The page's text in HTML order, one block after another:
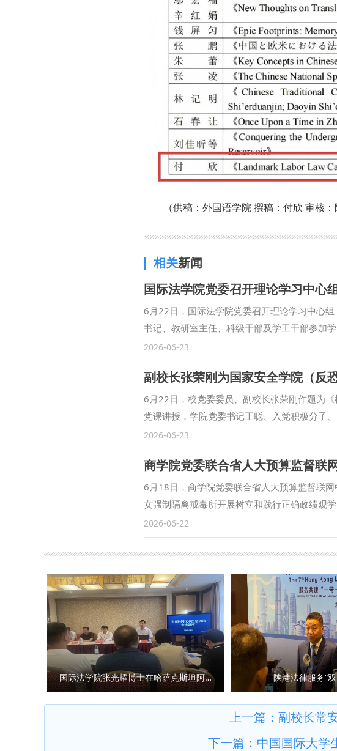
（供稿：外国语学院 撰稿：付欣 审核：
相关新闻
国际法学院党委召开理论学习中心
6月22日，国际法学院党委召开理论学习中心
书记、教研室主任、科级干部及学工干部参加
书记在《求是》杂志发表的重要文章《一体推
习了省委书记赵一德同志在西安市调研高校党
结合思想认识和工作实际，深入开展了交流研
展、保障毕业生高质量充分就业，是激发办学
党建思想的丰富内涵与重大意义，统筹涉外法
业保障机制，切实把学习成果转化为“十五五”
把学习贯彻习近平党建思想作为长期政治任务
建引领学院事业高质量发展；要用系统观念统
型结构，切实推动法学教育、科技赋能、人才
导服务，促进毕业生高质量充分就业，为法治
2026-06-23
副校长张荣刚为国家安全学院（反
6月22日，校党委委员、副校长张荣刚作题为
党课讲授，学院党委书记王聪、入党积极分子
成员参加活动。 张荣刚围绕“出发点实在、过程
高校和国家安全领域近年来典型违纪失范案例
记关于树立和践行正确政绩观的重要论述，立
条”实践路径，把成长成才同树立和践行正确
长为德法兼修的高素质法治人才。 专题党课前
全教育宣讲团“先进个人”的颁奖仪式，王聪宣
定了国家安全教育宣讲团有关工作和育人成效
线，持续打造具有西法大特色的国家安全教育
2026-06-23
6月18日，商学院党委联合省人大预算监督联
女强制隔离戒毒所开展树立和践行正确政绩观
公厅信息网络处处长刘潮、学院领导班子成员
地参观监区和禁毒警示教育基地，深入了解毒
刻忏悔自身因理想信念动摇、政绩观偏差、法
员敲响警钟。 通过本次活动，师生深受触动，
断强化法治思维、底线思维，牢固树立求真务
为国育才初心使命，把警示教育成果转化为履
力量。 （供稿：商学院（管理学院） 撰稿：张
2026-06-22
国际法学院张光耀博士在哈萨克斯坦阿拉木图开展科研与社会服务活动 陕港法律服务“
上一篇： 副校长常
下一篇： 中国国际大学